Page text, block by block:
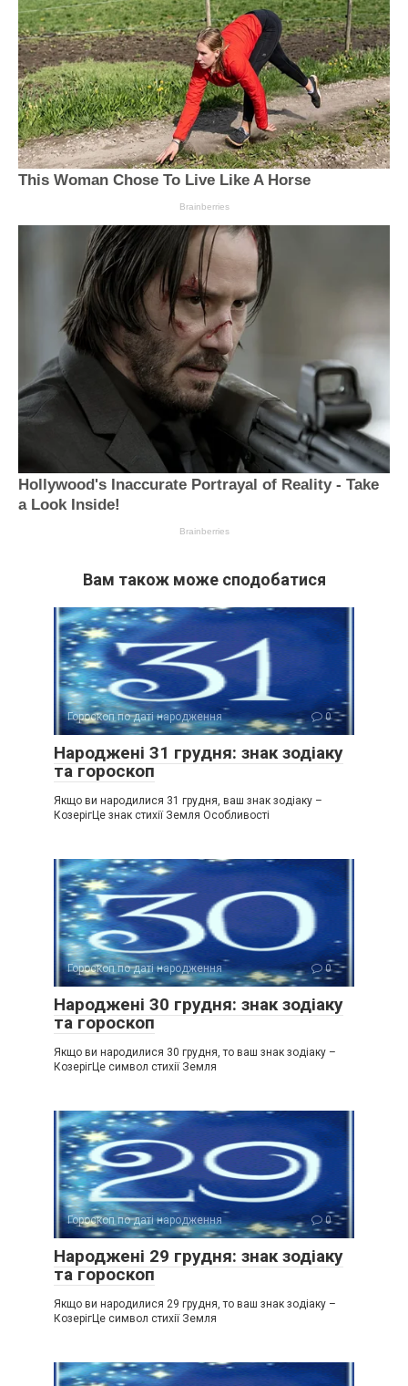
Вам також може сподобатися
Гороскоп по даті народження 0
Народжені 31 грудня: знак зодіаку
та гороскоп
Якщо ви народилися 31 грудня, ваш знак зодіаку –
КозерігЦе знак стихії Земля Особливості
Гороскоп по даті народження 0
Народжені 30 грудня: знак зодіаку
та гороскоп
Якщо ви народилися 30 грудня, то ваш знак зодіаку –
КозерігЦе символ стихії Земля
Гороскоп по даті народження 0
Народжені 29 грудня: знак зодіаку
та гороскоп
Якщо ви народилися 29 грудня, то ваш знак зодіаку –
КозерігЦе символ стихії Земля